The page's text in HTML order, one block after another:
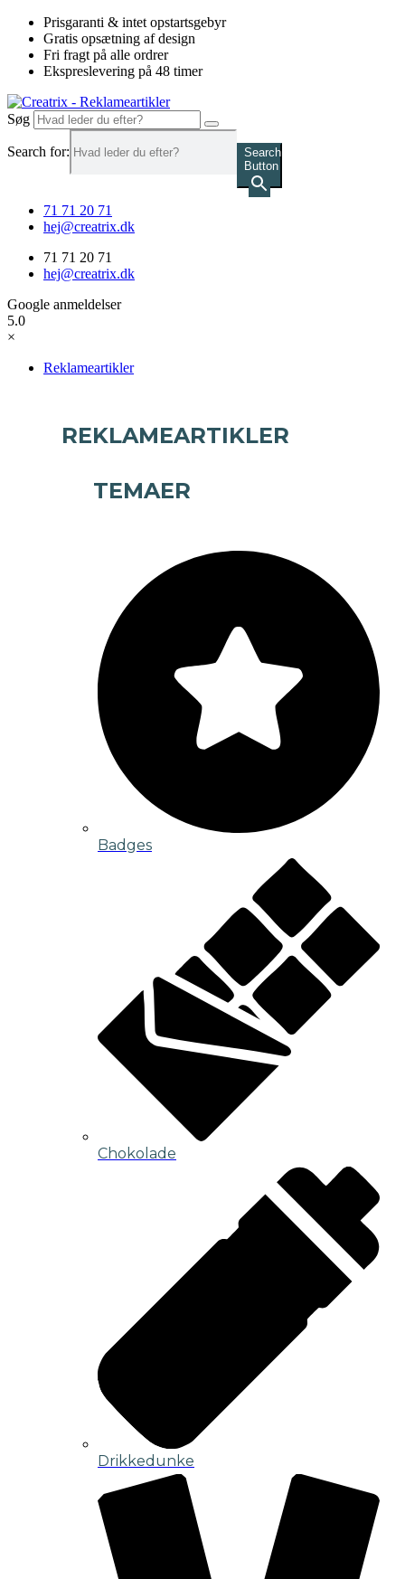
Videre
indhold
Prisgaranti & intet opstartsgebyr
Gratis opsætning af design
Fri fragt på alle ordrer
Ekspreslevering på 48 timer
Søg
Search for:
Search
Button
71 71 20 71
hej@creatrix.dk
71 71 20 71
hej@creatrix.dk
Google anmeldelser
5.0
×
Reklameartikler
REKLAMEARTIKLER
TEMAER
Badges
Chokolade
Drikkedunke